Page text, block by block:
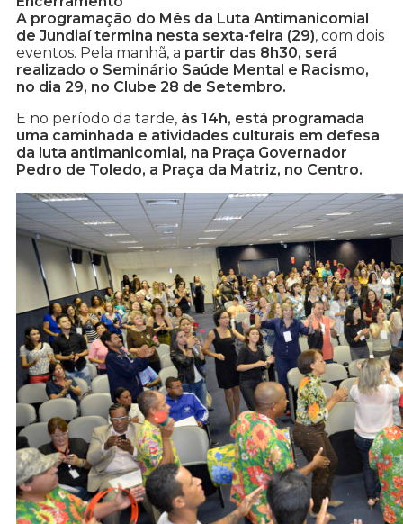
A programação do Mês da Luta Antimanicomial
de Jundiaí termina nesta sexta-feira (29), com dois
eventos. Pela manhã, a partir das 8h30, será
realizado o Seminário Saúde Mental e Racismo,
no dia 29, no Clube 28 de Setembro.
E no período da tarde, às 14h, está programada
uma caminhada e atividades culturais em defesa
da luta antimanicomial, na Praça Governador
Pedro de Toledo, a Praça da Matriz, no Centro.